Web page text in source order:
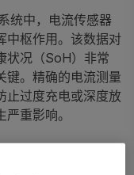
统中，电流传感器
中枢作用。该数据对
状况（SoH）非常
键。精确的电流测量
止过度充电或深度放
重影响。